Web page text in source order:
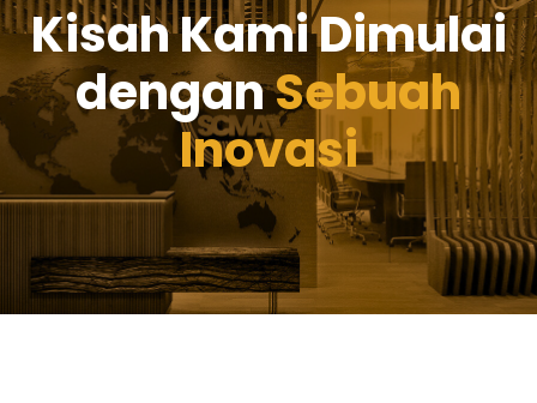
Kisah Kami Dimulai
denganSebuah
Inovasi